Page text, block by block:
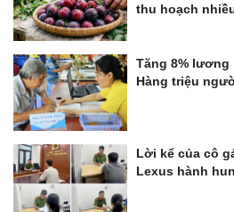
thu hoạch
Tăng 8%
Hàng triệu
Lời kể của cô
Lexus hành